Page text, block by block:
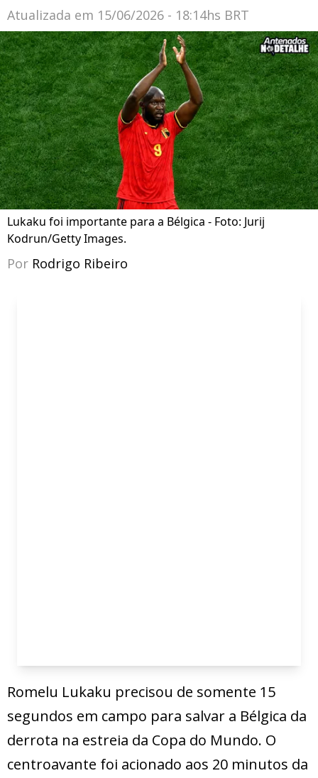
Atualizada em 15/06/2026 - 18:14hs BRT
Lukaku foi importante para a Bélgica - Foto: Jurij
Kodrun/Getty Images.
Por Rodrigo Ribeiro
Romelu Lukaku precisou de somente 15
segundos em campo para salvar a Bélgica da
derrota na estreia da Copa do Mundo. O
centroavante foi acionado aos 20 minutos da